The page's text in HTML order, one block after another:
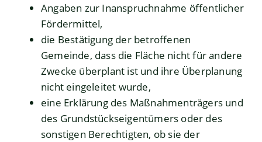
Angaben zur Inanspruchnahme öffentlicher
Fördermittel,
die Bestätigung der betroffenen
Gemeinde, dass die Fläche nicht für andere
Zwecke überplant ist und ihre Überplanung
nicht eingeleitet wurde,
eine Erklärung des Maßnahmenträgers und
des Grundstückseigentümers oder des
sonstigen Berechtigten, ob sie der